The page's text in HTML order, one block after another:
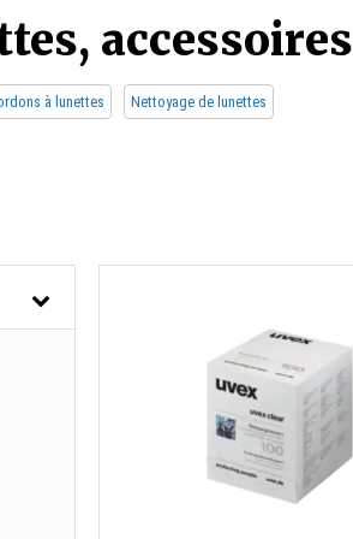
accessoires
à lunettes Nettoyage de lunettes